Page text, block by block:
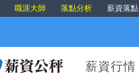
職涯大師 落點分析 薪資落點
薪資行情